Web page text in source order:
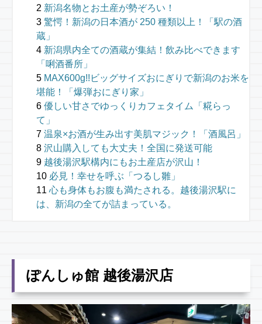
新潟名物とお土産が勢ぞろい！
驚愕！新潟の日本酒が 250 種類以上！「駅の酒
蔵」
新潟県内全ての酒蔵が集結！飲み比べできます
「唎酒番所」
MAX600g!!ビッグサイズおにぎりで新潟のお米を
堪能！「爆弾おにぎり家」
優しい甘さでゆっくりカフェタイム「糀らっ
て」
温泉×お酒が生み出す美肌マジック！「酒⾵呂」
沢山購入しても大丈夫！全国に発送可能
越後湯沢駅構内にもお土産店が沢山！
必見！幸せを呼ぶ「つるし雛」
心も身体もお腹も満たされる。越後湯沢駅に
は、新潟の全てが詰まっている。
ぽんしゅ館 越後湯沢店